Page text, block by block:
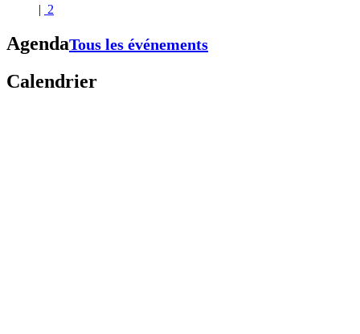
| 2
AgendaTous les événements
Calendrier